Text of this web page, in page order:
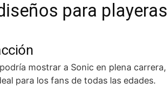
para
mostrar a Sonic en plena
para los fans de todas las edades.